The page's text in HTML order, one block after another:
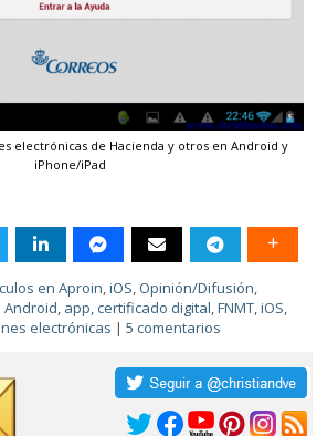
electrónicas de Hacienda y otros en Android y
iPhone/iPad
en Aproin ,iOS Opinión/Difusión
Android app ,certificado digital ,FNMT ,iOS
electrónicas |5 comentarios